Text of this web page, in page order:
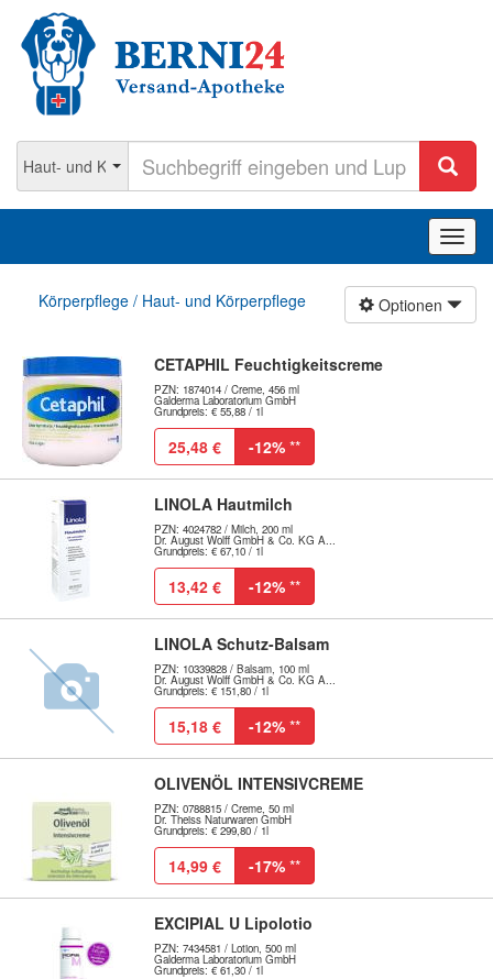
ein-/
Optionen
Körperpflege / Haut- und Körperpflege
CETAPHIL Feuchtigkeitscreme
PZN: 1874014 / Creme, 456 ml
Galderma Laboratorium GmbH
Grundpreis: € 55,88 / 1l
25,48 € -12% **
LINOLA Hautmilch
PZN: 4024782 / Milch, 200 ml
Dr. August Wolff GmbH & Co. KG A...
Grundpreis: € 67,10 / 1l
13,42 € -12% **
LINOLA Schutz-Balsam
PZN: 10339828 / Balsam, 100 ml
Dr. August Wolff GmbH & Co. KG A...
Grundpreis: € 151,80 / 1l
15,18 € -12% **
OLIVENÖL INTENSIVCREME
PZN: 0788815 / Creme, 50 ml
Dr. Theiss Naturwaren GmbH
Grundpreis: € 299,80 / 1l
14,99 € -17% **
EXCIPIAL U Lipolotio
PZN: 7434581 / Lotion, 500 ml
Galderma Laboratorium GmbH
Grundpreis: € 61,30 / 1l